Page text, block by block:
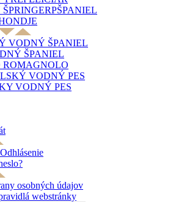
VODNÝ ŠPANIEL
ŠPANIEL
ROMAGNOLO
VODNÝ PES
VODNÝ PES
osobných údajov
webstránky